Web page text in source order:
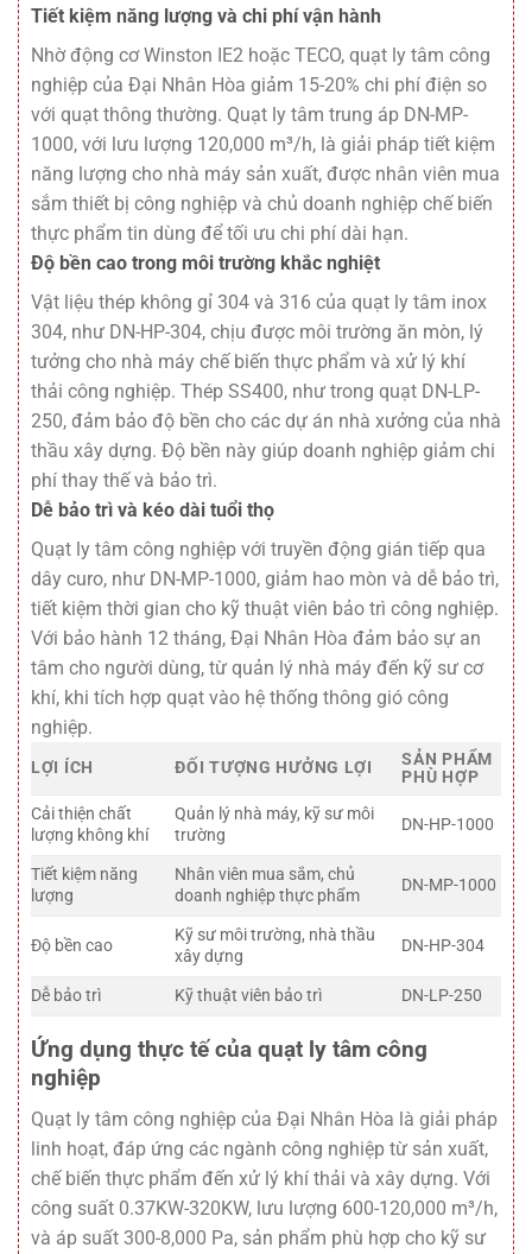
Tiết kiệm năng lượng và chi phí vận hành
Nhờ động cơ Winston IE2 hoặc TECO, quạt ly tâm công
nghiệp của Đại Nhân Hòa giảm 15-20% chi phí điện so
với quạt thông thường. Quạt ly tâm trung áp DN-MP-
1000, với lưu lượng 120,000 m³/h, là giải pháp tiết kiệm
năng lượng cho nhà máy sản xuất, được nhân viên mua
sắm thiết bị công nghiệp và chủ doanh nghiệp chế biến
thực phẩm tin dùng để tối ưu chi phí dài hạn.
Độ bền cao trong môi trường khắc nghiệt
Vật liệu thép không gỉ 304 và 316 của quạt ly tâm inox
304, như DN-HP-304, chịu được môi trường ăn mòn, lý
tưởng cho nhà máy chế biến thực phẩm và xử lý khí
thải công nghiệp. Thép SS400, như trong quạt DN-LP-
250, đảm bảo độ bền cho các dự án nhà xưởng của nhà
thầu xây dựng. Độ bền này giúp doanh nghiệp giảm chi
phí thay thế và bảo trì.
Dễ bảo trì và kéo dài tuổi thọ
Quạt ly tâm công nghiệp với truyền động gián tiếp qua
dây curo, như DN-MP-1000, giảm hao mòn và dễ bảo trì,
tiết kiệm thời gian cho kỹ thuật viên bảo trì công nghiệp.
Với bảo hành 12 tháng, Đại Nhân Hòa đảm bảo sự an
tâm cho người dùng, từ quản lý nhà máy đến kỹ sư cơ
khí, khi tích hợp quạt vào hệ thống thông gió công
nghiệp.
LỢI ÍCH ĐỐI TƯỢNG HƯỞNG LỢI
SẢN PHẨM
PHÙ HỢP
Cải thiện chất
lượng không khí
Quản lý nhà máy, kỹ sư môi
trường
DN-HP-1000
Tiết kiệm năng
lượng
Nhân viên mua sắm, chủ
doanh nghiệp thực phẩm
DN-MP-1000
Độ bền cao
Kỹ sư môi trường, nhà thầu
xây dựng
DN-HP-304
Dễ bảo trì Kỹ thuật viên bảo trì DN-LP-250
Ứng dụng thực tế của quạt ly tâm công
nghiệp
Quạt ly tâm công nghiệp của Đại Nhân Hòa là giải pháp
linh hoạt, đáp ứng các ngành công nghiệp từ sản xuất,
chế biến thực phẩm đến xử lý khí thải và xây dựng. Với
công suất 0.37KW-320KW, lưu lượng 600-120,000 m³/h,
và áp suất 300-8,000 Pa, sản phẩm phù hợp cho kỹ sư